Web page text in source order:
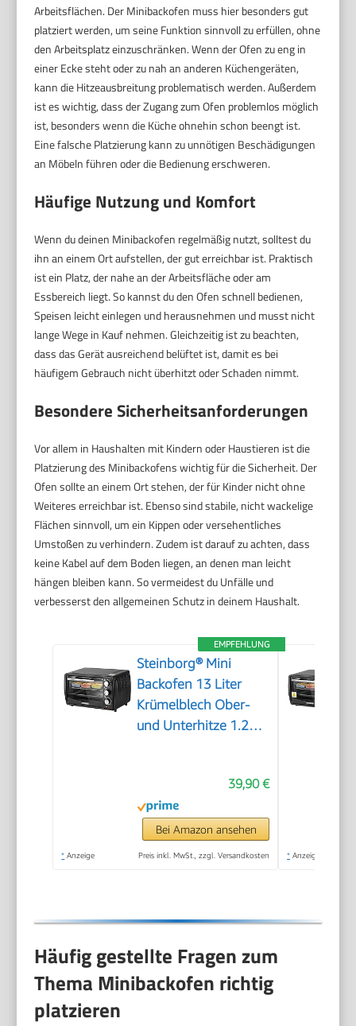
Arbeitsflächen. Der Minibackofen muss hier besonders gut
platziert werden, um seine Funktion sinnvoll zu erfüllen, ohne
den Arbeitsplatz einzuschränken. Wenn der Ofen zu eng in
einer Ecke steht oder zu nah an anderen Küchengeräten,
kann die Hitzeausbreitung problematisch werden. Außerdem
ist es wichtig, dass der Zugang zum Ofen problemlos möglich
ist, besonders wenn die Küche ohnehin schon beengt ist.
Eine falsche Platzierung kann zu unnötigen Beschädigungen
an Möbeln führen oder die Bedienung erschweren.
Häufige Nutzung und Komfort
Wenn du deinen Minibackofen regelmäßig nutzt, solltest du
ihn an einem Ort aufstellen, der gut erreichbar ist. Praktisch
ist ein Platz, der nahe an der Arbeitsfläche oder am
Essbereich liegt. So kannst du den Ofen schnell bedienen,
Speisen leicht einlegen und herausnehmen und musst nicht
lange Wege in Kauf nehmen. Gleichzeitig ist zu beachten,
dass das Gerät ausreichend belüftet ist, damit es bei
häufigem Gebrauch nicht überhitzt oder Schaden nimmt.
Besondere Sicherheitsanforderungen
Vor allem in Haushalten mit Kindern oder Haustieren ist die
Platzierung des Minibackofens wichtig für die Sicherheit. Der
Ofen sollte an einem Ort stehen, der für Kinder nicht ohne
Weiteres erreichbar ist. Ebenso sind stabile, nicht wackelige
Flächen sinnvoll, um ein Kippen oder versehentliches
Umstoßen zu verhindern. Zudem ist darauf zu achten, dass
keine Kabel auf dem Boden liegen, an denen man leicht
hängen bleiben kann. So vermeidest du Unfälle und
verbesserst den allgemeinen Schutz in deinem Haushalt.
EMPFEHLUNG
Steinborg® Mini
Backofen 13 Liter
Krümelblech Ober-
und Unterhitze 1.200
Camping oder
Haushalt freistehend
stufenlose
39,90 €
Bei Amazon ansehen
* Anzeige Preis inkl. MwSt., zzgl. Versandkosten * Anzeige
Häufig gestellte Fragen zum
Thema Minibackofen richtig
platzieren